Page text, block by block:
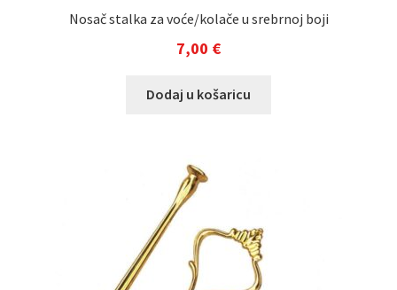
Nosač stalka za voće/kolače u srebrnoj boji
7,00 €
Dodaj u košaricu